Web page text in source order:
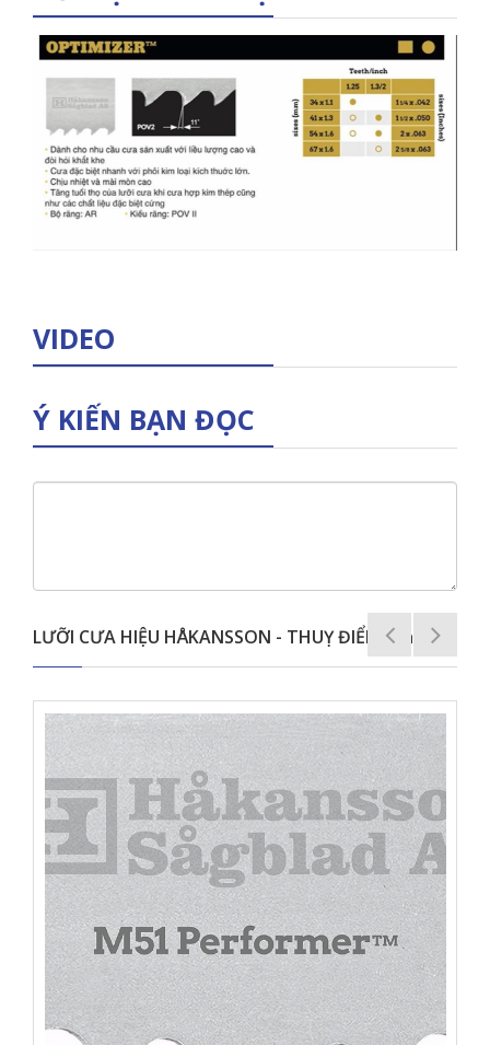
VIDEO
Ý KIẾN BẠN ĐỌC
LƯỠI CƯA HIỆU HÅKANSSON - THUỴ ĐIỂN khác